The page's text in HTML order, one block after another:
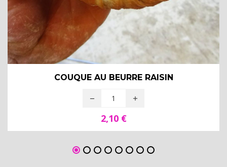
COUQUE AU BEURRE RAISIN
2,10 €